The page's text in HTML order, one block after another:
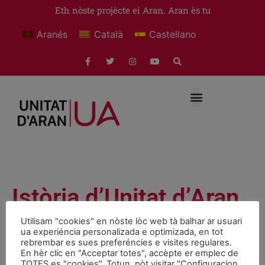
Eth nòste projècte ei Aran. Aran ès tu
Aranés Català Castellano
Istòria d’Unitat d’Aran
Documents June 1, 2009
GDE Error: Error retrieving file - if necessary turn off error
Utilisam "cookies" en nòste lòc web tà balhar ar usuari
ua experiéncia personalizada e optimizada, en tot
rebrembar es sues preferéncies e visites regulares.
En hèr clic en "Acceptar totes", accèpte er emplec de